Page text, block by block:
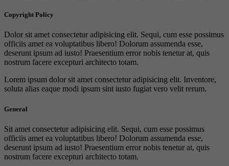
Copyright Policy
Dolor sit amet consectetur adipisicing elit. Sequi, cum esse possimus
officiis amet ea voluptatibus libero! Dolorum assumenda esse,
deserunt ipsum ad iusto! Praesentium error nobis tenetur at, quis
nostrum facere excepturi architecto totam.
Lorem ipsum dolor sit amet consectetur adipisicing elit. Inventore,
soluta alias eaque modi ipsum sint iusto fugiat vero velit rerum.
General
Sit amet consectetur adipisicing elit. Sequi, cum esse possimus
officiis amet ea voluptatibus libero! Dolorum assumenda esse,
deserunt ipsum ad iusto! Praesentium error nobis tenetur at, quis
nostrum facere excepturi architecto totam.